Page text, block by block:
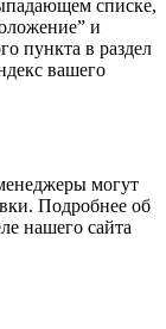
списке,
и
пункта в раздел
вашего
могут
Подробнее об
нашего сайта